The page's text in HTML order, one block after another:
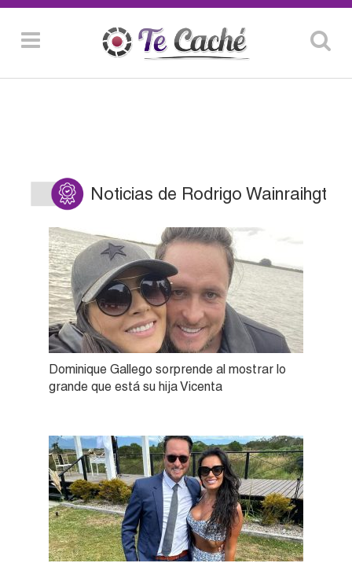
Noticias de Rodrigo Wainraihgt
Dominique Gallego sorprende al mostrar lo
grande que está su hija Vicenta